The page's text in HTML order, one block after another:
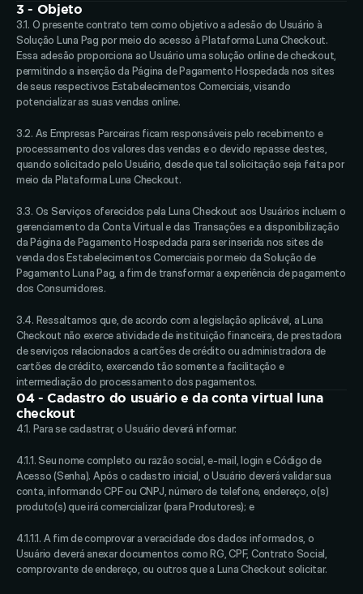
3 - Objeto
3.1. O presente contrato tem como objetivo a adesão do Usuário à
Solução Luna Pag por meio do acesso à Plataforma Luna Checkout.
Essa adesão proporciona ao Usuário uma solução online de checkout,
permitindo a inserção da Página de Pagamento Hospedada nos sites
de seus respectivos Estabelecimentos Comerciais, visando
potencializar as suas vendas online.
3.2. As Empresas Parceiras ficam responsáveis pelo recebimento e
processamento dos valores das vendas e o devido repasse destes,
quando solicitado pelo Usuário, desde que tal solicitação seja feita por
meio da Plataforma Luna Checkout.
3.3. Os Serviços oferecidos pela Luna Checkout aos Usuários incluem o
gerenciamento da Conta Virtual e das Transações e a disponibilização
da Página de Pagamento Hospedada para ser inserida nos sites de
venda dos Estabelecimentos Comerciais por meio da Solução de
Pagamento Luna Pag, a fim de transformar a experiência de pagamento
dos Consumidores.
3.4. Ressaltamos que, de acordo com a legislação aplicável, a Luna
Checkout não exerce atividade de instituição financeira, de prestadora
de serviços relacionados a cartões de crédito ou administradora de
cartões de crédito, exercendo tão somente a facilitação e
intermediação do processamento dos pagamentos.
04 - Cadastro do usuário e da conta virtual luna
checkout
4.1. Para se cadastrar, o Usuário deverá informar:
4.1.1. Seu nome completo ou razão social, e-mail, login e Código de
Acesso (Senha). Após o cadastro inicial, o Usuário deverá validar sua
conta, informando CPF ou CNPJ, número de telefone, endereço, o(s)
produto(s) que irá comercializar (para Produtores); e
4.1.1.1. A fim de comprovar a veracidade dos dados informados, o
Usuário deverá anexar documentos como RG, CPF, Contrato Social,
comprovante de endereço, ou outros que a Luna Checkout solicitar.